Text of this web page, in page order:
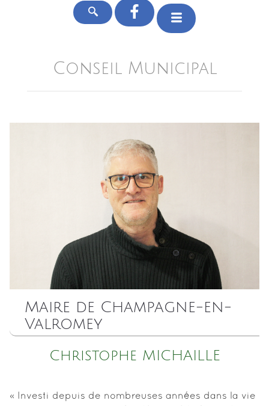
Conseil Municipal
Maire de Champagne-en-
Valromey
Christophe MICHAILLE
« Investi depuis de nombreuses années dans la vie